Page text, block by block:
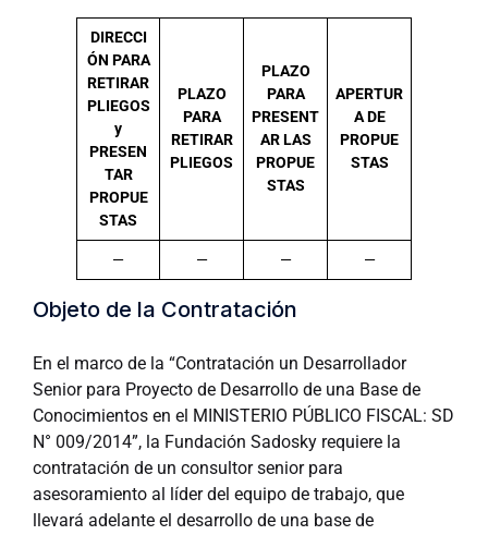
DIRECCI
ÓN PARA
RETIRAR
PLIEGOS
y
PRESEN
TAR
PROPUE
STAS
PLAZO
PARA
RETIRAR
PLIEGOS
PLAZO
PARA
PRESENT
AR LAS
PROPUE
STAS
APERTUR
A DE
PROPUE
STAS
— — — —
Objeto de la Contratación
En el marco de la “Contratación un Desarrollador
Senior para Proyecto de Desarrollo de una Base de
Conocimientos en el MINISTERIO PÚBLICO FISCAL: SD
N° 009/2014”, la Fundación Sadosky requiere la
contratación de un consultor senior para
asesoramiento al líder del equipo de trabajo, que
llevará adelante el desarrollo de una base de